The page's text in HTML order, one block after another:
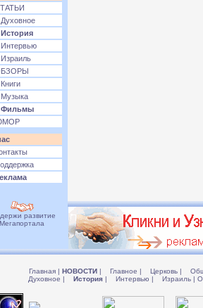
История
Фильмы
развитие
Мегапортала
Главная | НОВОСТИ | Главное | Церковь |
Духовное | История | Интервью | Израиль |